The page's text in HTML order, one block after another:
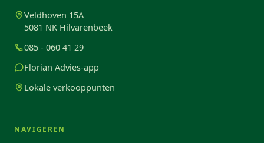
Veldhoven 15A
5081 NK Hilvarenbeek
085 - 060 41 29
Florian Advies-app
Lokale verkooppunten
NAVIGEREN